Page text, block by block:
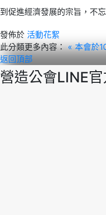
到促進經濟發展的宗旨，不
發佈於 活動花絮
此分類更多內容： « 本會於
返回頂部
營造公會LINE